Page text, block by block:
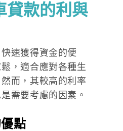
貸款的利與
速獲得資金的便
，適合應對各種生
而，其較高的利率
需要考慮的因素。
點